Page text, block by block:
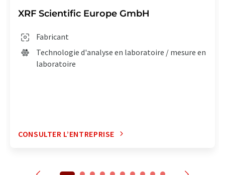
XRF Scientific Europe GmbH
Fabricant
Technologie d'analyse en laboratoire / mesure en
laboratoire
CONSULTER L’ENTREPRISE